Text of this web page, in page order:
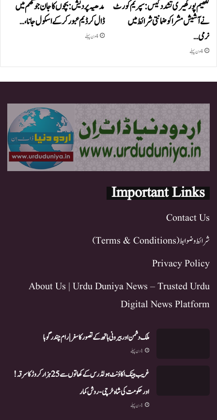
لکھیم پور کھیری تشدد کیس: سپریم کورٹ
نے آشیش مشرا کو ضمانتی شرائط میں
نرمی…
4 دن پہلے
مدھیہ پردیش: بچوں کا جان جوکھم میں
ڈال کر ڈیم عبور کر کے اسکول جانا،…
4 دن پہلے
Important Links
Contact Us
شرائط و ضوابط (Terms & Conditions)
Privacy Policy
About Us | Urdu Duniya News – Trusted Urdu
Digital News Platform
ملک دشمن اور بیرونی ہاتھ کے تصور کا سفر | رام چندر گوہا
1 دن پہلے
غریب بینک اکاؤنٹ ہولڈرس کے کھاتوں سے 25 ہزار کروڑ کا سرقہ!
اور حکومت کی شاہ خرچی-روش کمار
1 دن پہلے